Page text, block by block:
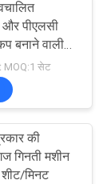
72
और पीएलसी
बनाने वाली
380V 1 वर्ष
MOQ:1 सेट
की
गिनती मशीन
मिनट